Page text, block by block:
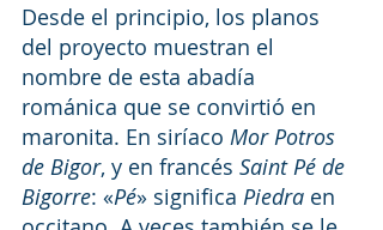
Desde el principio, los planos
del proyecto muestran el
nombre de esta abadía
románica que se convirtió en
maronita. En siríaco Mor Potros
de Bigor, y en francés Saint Pé de
Bigorre: «Pé» significa Piedra en